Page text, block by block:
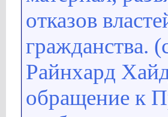
отказов
гражданства.
Райнхард
обращение к